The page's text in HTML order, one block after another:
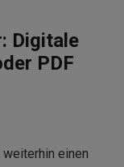
Digitale
PDF
einen